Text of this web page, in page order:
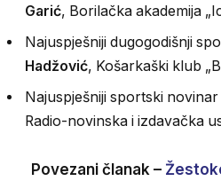
Garić, Borilačka akademija
Najuspješniji dugogodišnji
Hadžović, Košarkaški klub
Najuspješniji sportski novinar
Radio-novinska i izdavačka
Povezani članak –